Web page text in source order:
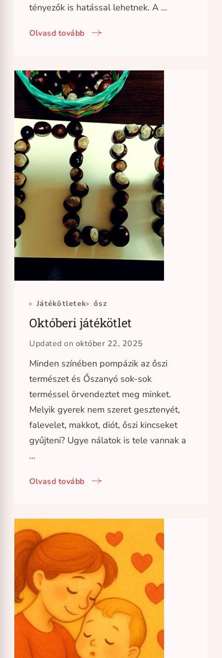
tényezők is hatással lehetnek. A …
Olvasd tovább
Játékötletek ősz
Októberi játékötlet
Updated on október 22, 2025
Minden színében pompázik az őszi
természet és Őszanyó sok-sok
terméssel örvendeztet meg minket.
Melyik gyerek nem szeret gesztenyét,
falevelet, makkot, diót, őszi kincseket
gyűjteni? Ugye nálatok is tele vannak a
…
Olvasd tovább